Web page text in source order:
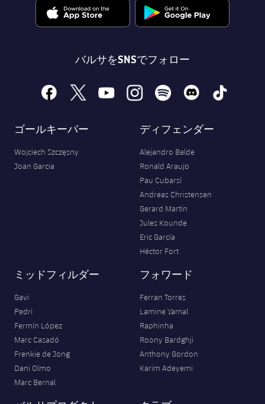
バルサをSNSでフォロー
facebook
x youtubeinstagramspotify discord tiktok
ゴールキーパー
Wojciech Szczęsny
Joan Garcia
ディフェンダー
Alejandro Balde
Ronald Araujo
Pau Cubarsí
Andreas Christensen
Gerard Martín
Jules Kounde
Eric García
Héctor Fort
ミッドフィルダー
Gavi
Pedri
Fermín López
Marc Casadó
Frenkie de Jong
Dani Olmo
Marc Bernal
フォワード
Ferran Torres
Lamine Yamal
Raphinha
Roony Bardghji
Anthony Gordon
Karim Adeyemi